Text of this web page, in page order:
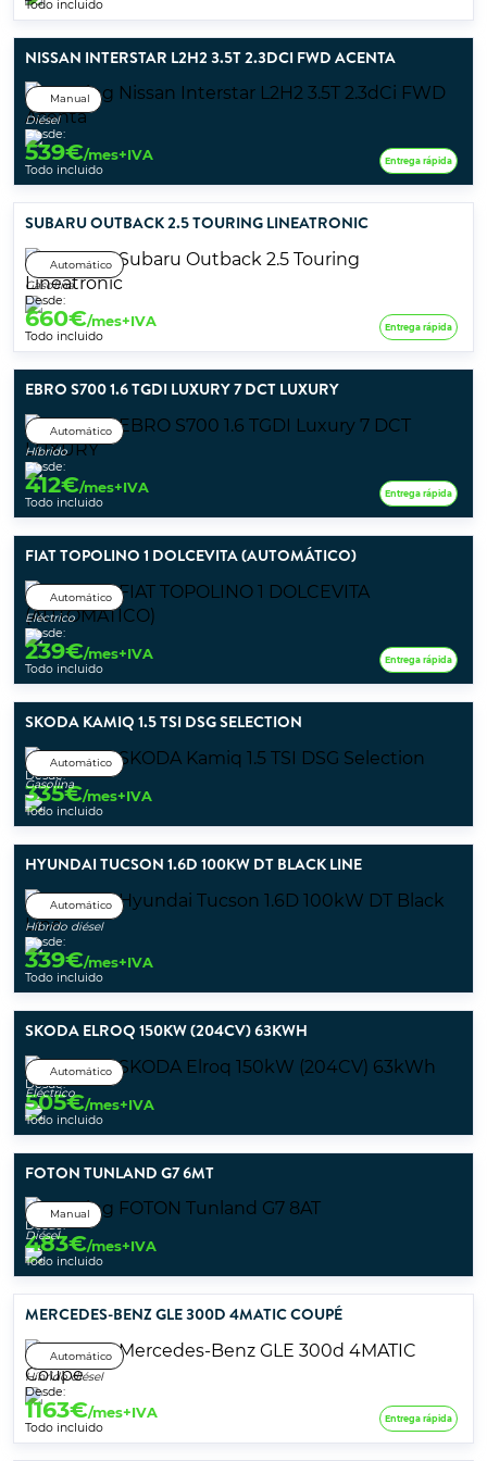
Todo incluido
NISSAN INTERSTAR L2H2 3.5T 2.3DCI FWD ACENTA
Manual
Diésel
Desde:
539€/mes+IVA
Todo incluido
Entrega rápida
SUBARU OUTBACK 2.5 TOURING LINEATRONIC
Automático
Gasolina
Desde:
660€/mes+IVA
Todo incluido
Entrega rápida
EBRO S700 1.6 TGDI LUXURY 7 DCT LUXURY
Automático
Híbrido
Desde:
412€/mes+IVA
Todo incluido
Entrega rápida
FIAT TOPOLINO 1 DOLCEVITA (AUTOMÁTICO)
Automático
Eléctrico
Desde:
239€/mes+IVA
Todo incluido
Entrega rápida
SKODA KAMIQ 1.5 TSI DSG SELECTION
Automático
Gasolina
Desde:
335€/mes+IVA
Todo incluido
HYUNDAI TUCSON 1.6D 100KW DT BLACK LINE
Automático
Híbrido diésel
Desde:
339€/mes+IVA
Todo incluido
SKODA ELROQ 150KW (204CV) 63KWH
Automático
Eléctrico
Desde:
505€/mes+IVA
Todo incluido
FOTON TUNLAND G7 6MT
Manual
Diésel
Desde:
483€/mes+IVA
Todo incluido
MERCEDES-BENZ GLE 300D 4MATIC COUPÉ
Automático
Híbrido diésel
Desde:
1163€/mes+IVA
Todo incluido
Entrega rápida